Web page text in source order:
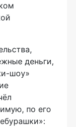
деньги,
шоу»
по его